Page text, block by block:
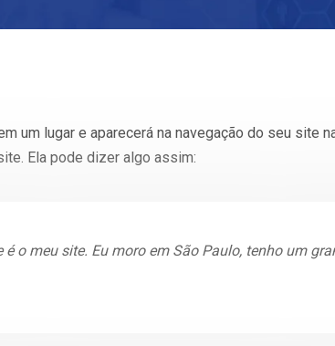
um lugar e aparecerá na navegação do seu site
Ela pode dizer algo assim:
o meu site. Eu moro em São Paulo, tenho um